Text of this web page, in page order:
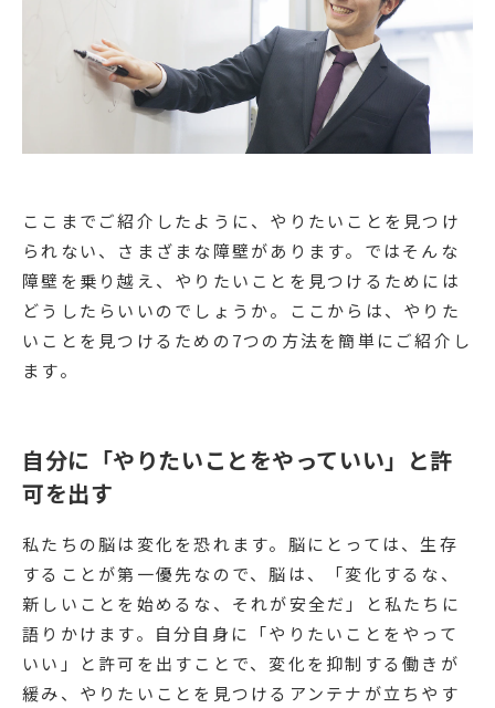
ここまでご紹介したように、やりたいことを見つけ
られない、さまざまな障壁があります。ではそんな
障壁を乗り越え、やりたいことを見つけるためには
どうしたらいいのでしょうか。ここからは、やりた
いことを見つけるための7つの方法を簡単にご紹介し
ます。
自分に「やりたいことをやっていい」と許
可を出す
私たちの脳は変化を恐れます。脳にとっては、生存
することが第一優先なので、脳は、「変化するな、
新しいことを始めるな、それが安全だ」と私たちに
語りかけます。自分自身に「やりたいことをやって
いい」と許可を出すことで、変化を抑制する働きが
緩み、やりたいことを見つけるアンテナが立ちやす